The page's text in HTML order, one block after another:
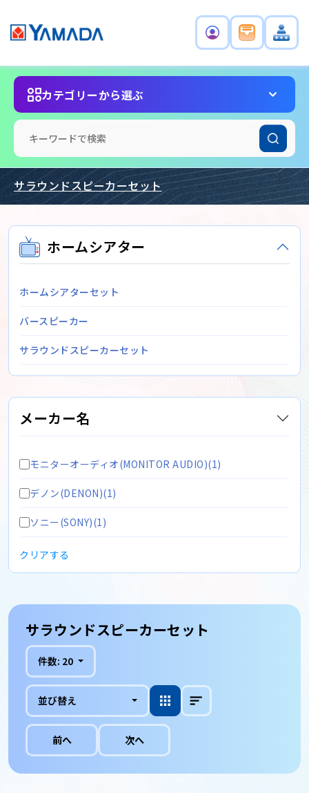
カテゴリーから選ぶ
サラウンドスピーカーセット
ホームシアター
ホームシアターセット
バースピーカー
サラウンドスピーカーセット
メーカー名
モニターオーディオ(MONITOR AUDIO)(1)
デノン(DENON)(1)
ソニー(SONY)(1)
クリアする
サラウンドスピーカーセット
件数: 20
並び替え
前へ 次へ